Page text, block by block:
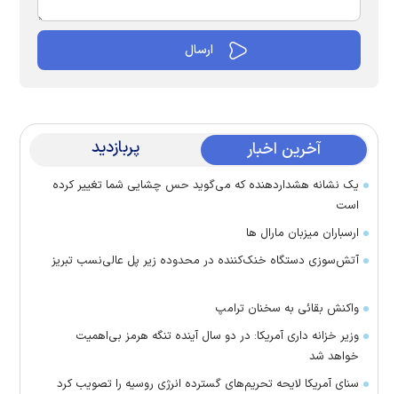
آخرین اخبار پربازدید
یک نشانه هشداردهنده که می‌گوید حس چشایی شما تغییر کرده
است
ارسباران میزبان مارال ها
آتش‌سوزی دستگاه خنک‌کننده در محدوده زیر پل عالی‌نسب تبریز
واکنش بقائی به سخنان ترامپ
وزیر خزانه داری آمریکا: در دو سال آینده تنگه هرمز بی‌اهمیت
خواهد شد
سنای آمریکا لایحه تحریم‌های گسترده انرژی روسیه را تصویب کرد